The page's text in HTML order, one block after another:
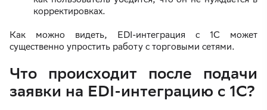
корректировках.
Как можно видеть, EDI-интеграция с 1С может
существенно упростить работу с торговыми сетями.
Что происходит после подачи
заявки на EDI-интеграцию с 1С?